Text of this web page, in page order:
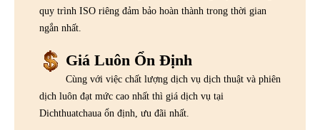
quy trình ISO riêng đảm bảo hoàn thành trong thời gian
ngắn nhất.
Giá Luôn Ổn Định
Cùng với việc chất lượng dịch vụ dịch thuật và phiên
dịch luôn đạt mức cao nhất thì giá dịch vụ tại
Dichthuatchaua ổn định, ưu đãi nhất.